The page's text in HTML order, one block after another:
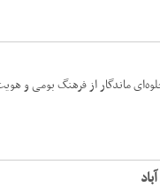
ماندگار از فرهنگ بومی و